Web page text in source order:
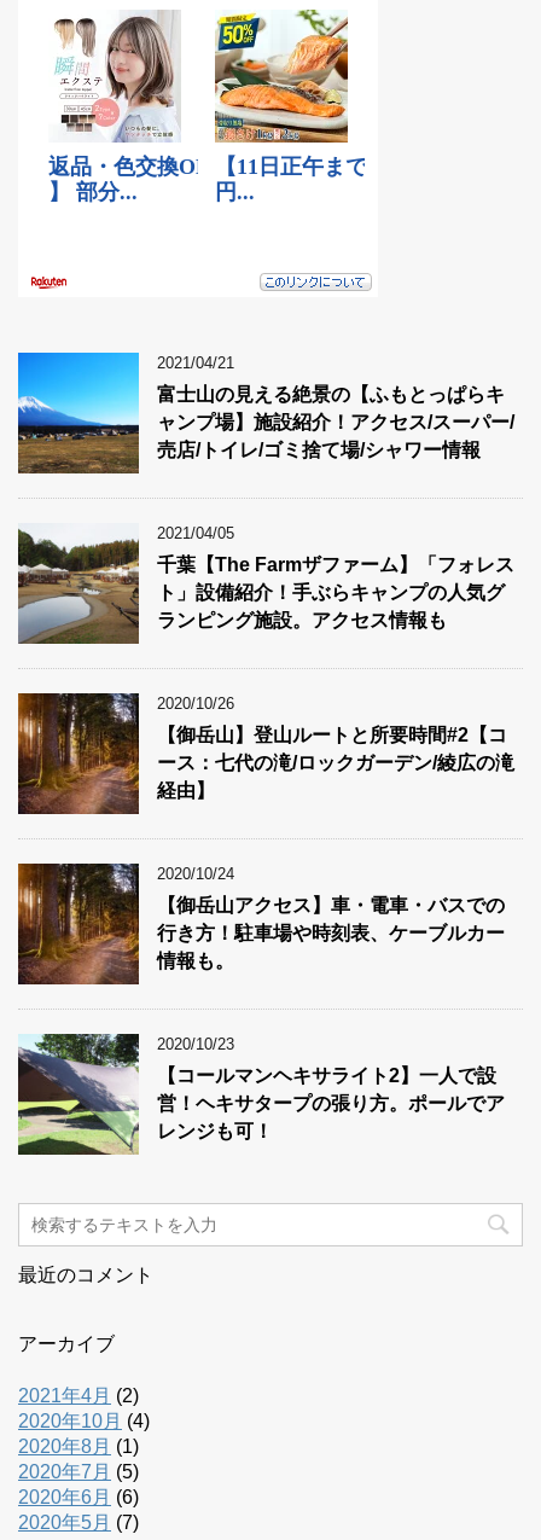
2021/04/21
富士山の見える絶景の【ふもとっぱらキ
ャンプ場】施設紹介！アクセス/スーパー/
売店/トイレ/ゴミ捨て場/シャワー情報
2021/04/05
千葉【The Farmザファーム】「フォレス
ト」設備紹介！手ぶらキャンプの人気グ
ランピング施設。アクセス情報も
2020/10/26
【御岳山】登山ルートと所要時間#2【コ
ース：七代の滝/ロックガーデン/綾広の滝
経由】
2020/10/24
【御岳山アクセス】車・電車・バスでの
行き方！駐車場や時刻表、ケーブルカー
情報も。
2020/10/23
【コールマンヘキサライト2】一人で設
営！ヘキサタープの張り方。ポールでア
レンジも可！
最近のコメント
アーカイブ
2021年4月 (2)
2020年10月 (4)
2020年8月 (1)
2020年7月 (5)
2020年6月 (6)
2020年5月 (7)